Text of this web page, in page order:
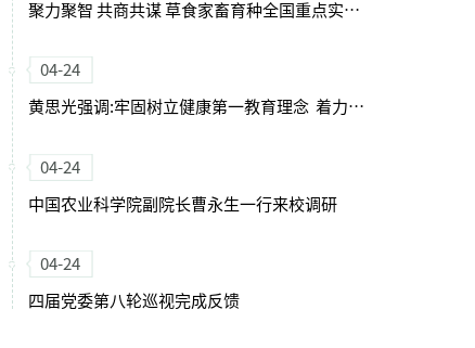
聚力聚智 共商共谋 草食家畜育种全国重点实验室（筹）学术委员会会议召开
04-24
黄思光强调:牢固树立健康第一教育理念 着力培养德智体美劳全面发展的卓越农林人才
04-24
中国农业科学院副院长曹永生一行来校调研
04-24
四届党委第八轮巡视完成反馈